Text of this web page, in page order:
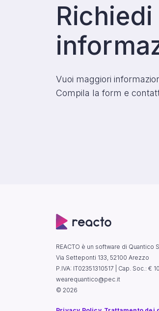
Richiedi
Vuoi maggiori
Compila la form e
REACTO è un software di Quantico
Via Setteponti 133, 52100 Arezzo
P.IVA: IT02351310517 | Cap. Soc.: €
wearequantico@pec.it
© 2026